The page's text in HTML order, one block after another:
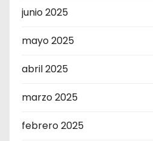
junio 2025
mayo 2025
abril 2025
marzo 2025
febrero 2025